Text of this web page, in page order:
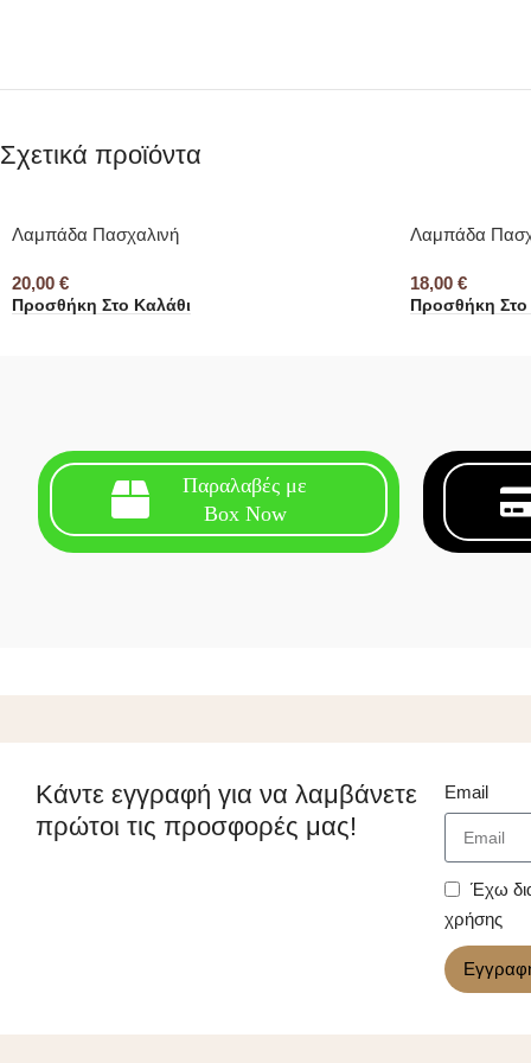
Σχετικά προϊόντα
Λαμπάδα Πασχαλινή
20,00 €
Προσθήκη Στο Καλάθι
Λαμπάδα
18,00 €
Προσθήκη Στο
Παραλαβές με
Box Now
Κάντε εγγραφή για να λαμβάνετε
πρώτοι τις προσφορές μας!
Email
Έχω
χρήσης